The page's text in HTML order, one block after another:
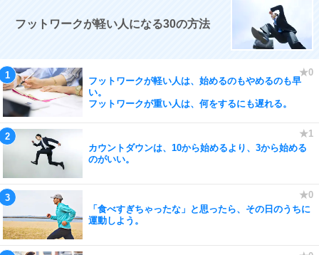
フットワークが軽い人になる30の方法
フットワークが軽い人は、始めるのもやめるのも早
い。
フットワークが重い人は、何をするにも遅れる。
カウントダウンは、10から始めるより、3から始める
のがいい。
「食べすぎちゃったな」と思ったら、その日のうちに
運動しよう。